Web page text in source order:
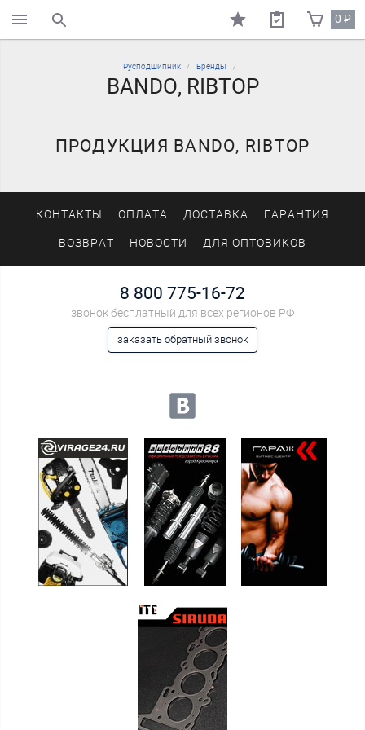
поиск по каталогу 0₽
Русподшипник Бренды
BANDO, RIBTOP
ПРОДУКЦИЯ BANDO, RIBTOP
КОНТАКТЫ ОПЛАТА ДОСТАВКА ГАРАНТИЯ
ВОЗВРАТ НОВОСТИ ДЛЯ ОПТОВИКОВ
8 800 775-16-72
звонок бесплатный для всех регионов РФ
заказать обратный звонок